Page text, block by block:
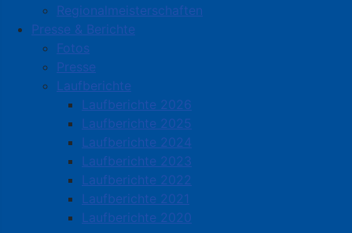
Regionalmeisterschaften
Presse & Berichte
Fotos
Presse
Laufberichte
Laufberichte 2026
Laufberichte 2025
Laufberichte 2024
Laufberichte 2023
Laufberichte 2022
Laufberichte 2021
Laufberichte 2020